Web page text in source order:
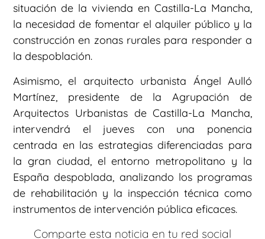
situación de la vivienda en Castilla-La Mancha,
la necesidad de fomentar el alquiler público y la
construcción en zonas rurales para responder a
la despoblación.
Asimismo, el arquitecto urbanista Ángel Aulló
Martínez, presidente de la Agrupación de
Arquitectos Urbanistas de Castilla-La Mancha,
intervendrá el jueves con una ponencia
centrada en las estrategias diferenciadas para
la gran ciudad, el entorno metropolitano y la
España despoblada, analizando los programas
de rehabilitación y la inspección técnica como
instrumentos de intervención pública eficaces.
Comparte esta noticia en tu red social